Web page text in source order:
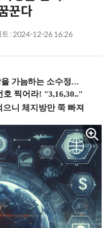
꾼다
트 : 2024-12-26 16:26
실습 워크숍 (8/28 신논현역)